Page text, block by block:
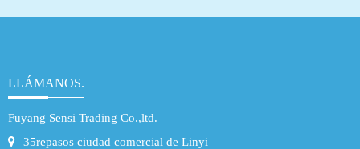
LLÁMANOS.
Fuyang Sensi Trading Co.,ltd.
35repasos ciudad comercial de Linyi